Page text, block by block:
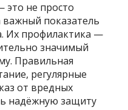
это не просто
важный показатель
Их профилактика —
значимый
Правильная
регулярные
от вредных
надёжную защиту